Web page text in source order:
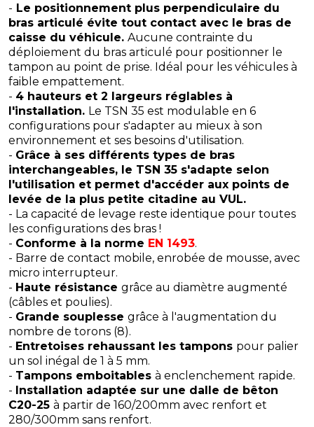
- Le positionnement plus perpendiculaire du
bras articulé évite tout contact avec le bras de
caisse du véhicule. Aucune contrainte du
déploiement du bras articulé pour positionner le
tampon au point de prise. Idéal pour les véhicules à
faible empattement.
- 4 hauteurs et 2 largeurs réglables à
l'installation. Le TSN 35 est modulable en 6
configurations pour s'adapter au mieux à son
environnement et ses besoins d'utilisation.
- Grâce à ses différents types de bras
interchangeables, le TSN 35 s'adapte selon
l'utilisation et permet d'accéder aux points de
levée de la plus petite citadine au VUL.
- La capacité de levage reste identique pour toutes
les configurations des bras !
- Conforme à la norme EN 1493.
- Barre de contact mobile, enrobée de mousse, avec
micro interrupteur.
- Haute résistance grâce au diamètre augmenté
(câbles et poulies).
- Grande souplesse grâce à l'augmentation du
nombre de torons (8).
- Entretoises rehaussant les tampons pour palier
un sol inégal de 1 à 5 mm.
- Tampons emboitables à enclenchement rapide.
- Installation adaptée sur une dalle de bêton
C20-25 à partir de 160/200mm avec renfort et
280/300mm sans renfort.